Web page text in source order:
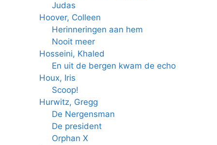
Judas
Hoover, Colleen
Herinneringen aan hem
Nooit meer
Hosseini, Khaled
En uit de bergen kwam de echo
Houx, Iris
Scoop!
Hurwitz, Gregg
De Nergensman
De president
Orphan X